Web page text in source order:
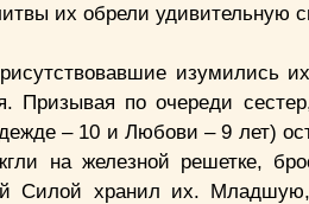
их обрели удивительную
изумились
Призывая по очереди
– 10 и Любови – 9 лет)
на железной решетке,
Силой хранил их.